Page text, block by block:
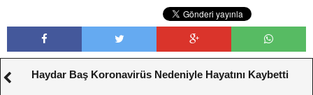
Haydar Baş Koronavirüs Nedeniyle Hayatını Kaybetti